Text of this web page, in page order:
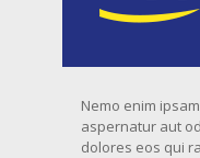
Nemo enim
aspernatur aut
dolores eos qui